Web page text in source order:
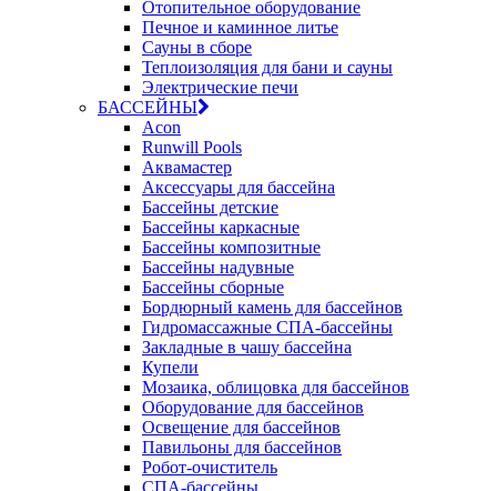
Отопительное оборудование
Печное и каминное литье
Сауны в сборе
Теплоизоляция для бани и сауны
Электрические печи
БАССЕЙНЫ
Acon
Runwill Pools
Аквамастер
Аксессуары для бассейна
Бассейны детские
Бассейны каркасные
Бассейны композитные
Бассейны надувные
Бассейны сборные
Бордюрный камень для бассейнов
Гидромассажные СПА-бассейны
Закладные в чашу бассейна
Купели
Мозаика, облицовка для бассейнов
Оборудование для бассейнов
Освещение для бассейнов
Павильоны для бассейнов
Робот-очиститель
СПА-бассейны